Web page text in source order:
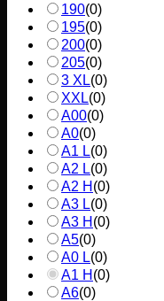
190(0)
195(0)
200(0)
205(0)
3 XL(0)
XXL(0)
A00(0)
A0(0)
A1 L(0)
A2 L(0)
A2 H (0)
A3 L(0)
A3 H (0)
A5(0)
A0 L(0)
A1 H (0)
A6(0)